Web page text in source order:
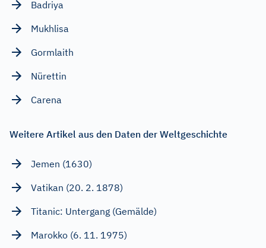
Badriya
Mukhlisa
Gormlaith
Nürettin
Carena
Weitere Artikel aus den Daten der Weltgeschichte
Jemen (1630)
Vatikan (20. 2. 1878)
Titanic: Untergang (Gemälde)
Marokko (6. 11. 1975)